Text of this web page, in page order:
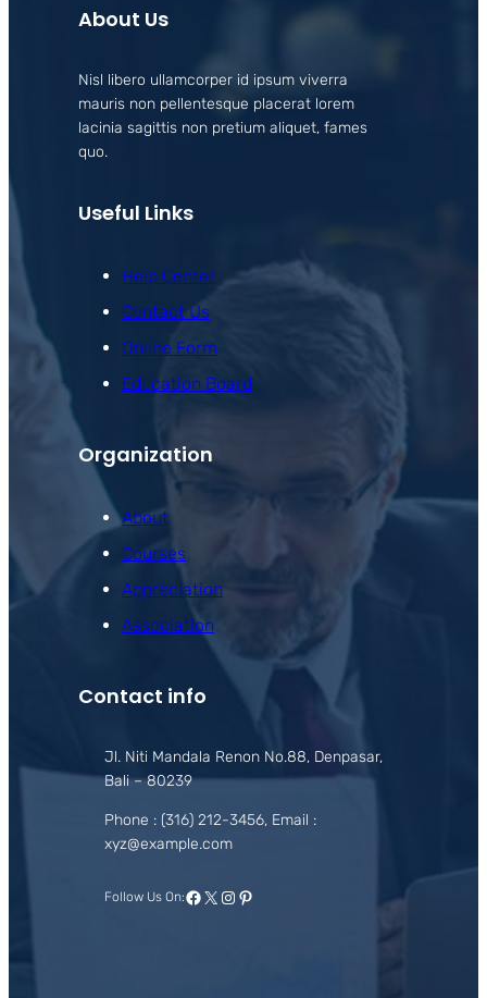
About Us
Nisl libero ullamcorper id ipsum viverra
mauris non pellentesque placerat lorem
lacinia sagittis non pretium aliquet, fames
quo.
Useful Links
Help Center
Contact Us
Online Form
Education Board
Organization
About
Courses
Appreciation
Association
Contact info
Jl. Niti Mandala Renon No.88, Denpasar,
Bali – 80239
Phone : (316) 212-3456, Email :
xyz@example.com
Follow Us On:Facebook
X Instagram
Pinterest